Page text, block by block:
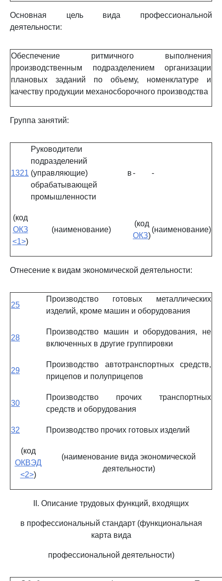
Основная цель вида профессиональной
деятельности:
Обеспечение ритмичного выполнения
производственным подразделением организации
плановых заданий по объему, номенклатуре и
качеству продукции механосборочного производства
Группа занятий:
1321
Руководители
подразделений
(управляющие) в
обрабатывающей
промышленности
- -
(код
ОКЗ
<1>)
(наименование)
(код
ОКЗ)
(наименование)
Отнесение к видам экономической деятельности:
25
Производство готовых металлических
изделий, кроме машин и оборудования
28
Производство машин и оборудования, не
включенных в другие группировки
29
Производство автотранспортных средств,
прицепов и полуприцепов
30
Производство прочих транспортных
средств и оборудования
32 Производство прочих готовых изделий
(код
ОКВЭД
<2>)
(наименование вида экономической
деятельности)
II. Описание трудовых функций, входящих
в профессиональный стандарт (функциональная
карта вида
профессиональной деятельности)